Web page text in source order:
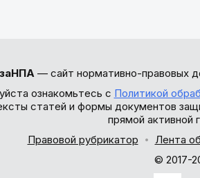
— сайт нормативно-правовых
ознакомьтесь с Политикой
статей и формы документов
прямой активной
Правовой рубрикатор
Лента
© 2017-